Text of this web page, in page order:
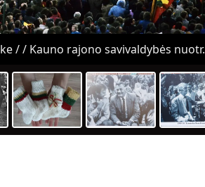
/ / Kauno rajono savivaldybės nuotr.